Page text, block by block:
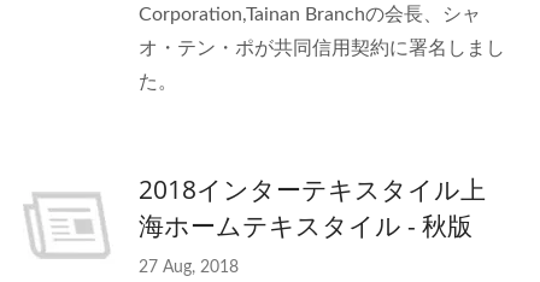
Corporation,Tainan Branchの会長、シャ
オ・テン・ポが共同信用契約に署名しまし
た。
2018インターテキスタイル上
海ホームテキスタイル - 秋版
27 Aug, 2018